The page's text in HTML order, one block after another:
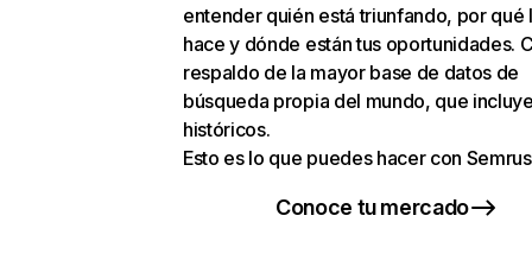
entender quién está triunfando, por qué
hace y dónde están tus oportunidades.
respaldo de la mayor base de datos de
búsqueda propia del mundo, que
históricos.
Esto es lo que puedes hacer con
Conoce tu mercado